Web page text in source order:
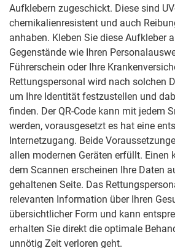
Aufklebern zugeschickt. Diese sind
chemikalienresistent und auch
anhaben. Kleben Sie diese Aufkleber
Gegenstände wie Ihren
Führerschein oder Ihre
Rettungspersonal wird nach solchen
um Ihre Identität festzustellen und
finden. Der QR-Code kann mit jedem
werden, vorausgesetzt es hat eine
Internetzugang. Beide
allen modernen Geräten erfüllt. Einen
dem Scannen erscheinen Ihre Daten
gehaltenen Seite. Das
relevanten Information über Ihren
übersichtlicher Form und kann
erhalten Sie direkt die optimale
unnötig Zeit verloren geht.